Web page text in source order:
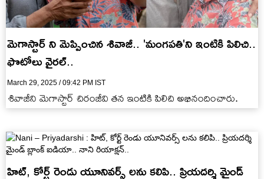
మెగాస్టార్ ని మెప్పించిన శివాజీ.. 'మంగపతి'ని ఇంటికి పిలిచి..
ఫొటోలు వైరల్..
March 29, 2025 / 09:42 PM IST
శివాజీని మెగాస్టార్ చిరంజీవి తన ఇంటికి పిలిచి అభినందించారు.
హిట్, కోర్ట్ రెండు యూనివర్స్ లను కలిపి.. ప్రియదర్శి మైండ్